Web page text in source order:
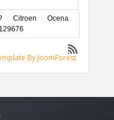
Citroen
Ocena
By JoomForest